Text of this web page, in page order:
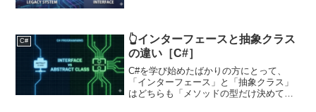
タ...
C#
👆️インターフェースと抽象クラス
の違い［C#］
C#を学び始めたばかりの方にとって、
「インターフェース」と「抽象クラス」
はどちらも「メソッドの型だけ決めて、